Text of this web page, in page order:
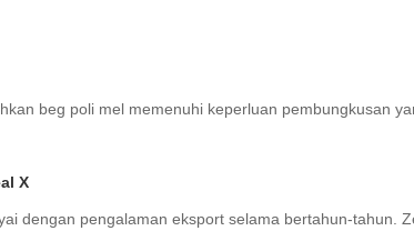
beg poli mel memenuhi keperluan pembungkusan
X
dengan pengalaman eksport selama bertahun-tahun.